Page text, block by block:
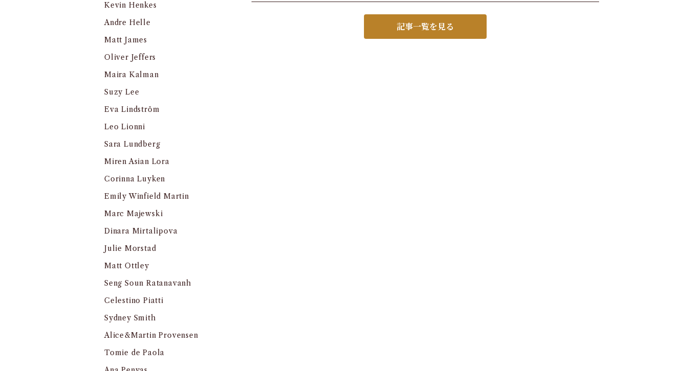
記事一覧を見る
Kevin Henkes
Andre Helle
Matt James
Oliver Jeffers
Maira Kalman
Suzy Lee
Eva Lindström
Leo Lionni
Sara Lundberg
Miren Asian Lora
Corinna Luyken
Emily Winfield Martin
Marc Majewski
Dinara Mirtalipova
Julie Morstad
Matt Ottley
Seng Soun Ratanavanh
Celestino Piatti
Sydney Smith
Alice&Martin Provensen
Tomie de Paola